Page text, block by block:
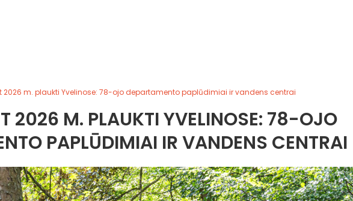
2026 m. plaukti Yvelinose: 78-ojo departamento paplūdimiai ir vandens centrai
2026 M. PLAUKTI YVELINOSE: 78-OJO
PAPLŪDIMIAI IR VANDENS CENTRAI